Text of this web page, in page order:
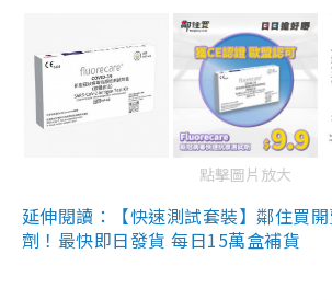
點擊圖片放大
延伸閱讀：【快速測試套裝】鄰住買
劑！最快即日發貨 每日15萬盒補貨